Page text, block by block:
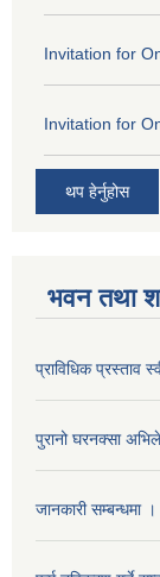
Invitation for
Invitation for
थप हेर्नुहोस
भवन तथा
प्राविधिक प्रस्ताव
पुरानो घरनक्सा
जानकारी सम्बन्धमा ।